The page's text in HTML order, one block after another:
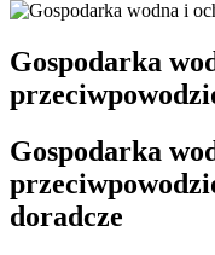
Gospodarka
Gospodarka
doradcze